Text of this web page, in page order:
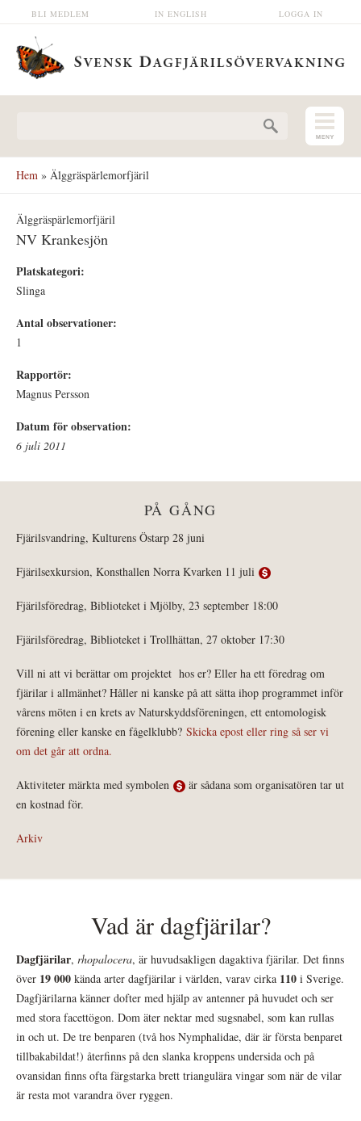
Hoppa till huvudinnehåll LOGGA IN
IN ENGLISH
BLI MEDLEM
Hem » Älggräspärlemorfjäril
Älggräspärlemorfjäril
NV Krankesjön
Platskategori:
Slinga
Antal observationer:
1
Rapportör:
Magnus Persson
Datum för observation:
6 juli 2011
PÅ GÅNG
Fjärilsvandring, Kulturens Östarp 28 juni
Fjärilsexkursion, Konsthallen Norra Kvarken 11 juli
Fjärilsföredrag, Biblioteket i Mjölby, 23 september 18:00
Fjärilsföredrag, Biblioteket i Trollhättan, 27 oktober 17:30
Vill ni att vi berättar om projektet hos er? Eller ha ett föredrag om
fjärilar i allmänhet? Håller ni kanske på att sätta ihop programmet inför
vårens möten i en krets av Naturskyddsföreningen, ett entomologisk
förening eller kanske en fågelklubb? Skicka epost eller ring så ser vi
om det går att ordna.
Aktiviteter märkta med symbolen
är sådana som organisatören tar ut
en kostnad för.
Arkiv
Vad är dagfjärilar?
Dagfjärilar, rhopalocera, är huvudsakligen dagaktiva fjärilar. Det finns
över 19 000 kända arter dagfjärilar i världen, varav cirka 110 i Sverige.
Dagfjärilarna känner dofter med hjälp av antenner på huvudet och ser
med stora facettögon. Dom äter nektar med sugsnabel, som kan rullas
in och ut. De tre benparen (två hos Nymphalidae, där är första benparet
tillbakabildat!) återfinns på den slanka kroppens undersida och på
ovansidan finns ofta färgstarka brett triangulära vingar som när de vilar
är resta mot varandra över ryggen.